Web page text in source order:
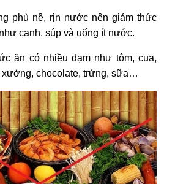
phù nề, rịn nước nên giảm thức
canh, súp và uống ít nước.
ăn có nhiều đạm như tôm, cua,
xưởng, chocolate, trứng, sữa…